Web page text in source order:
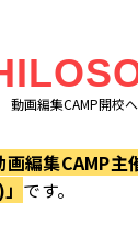
動画編集CAMP開校
画編集CAMP主
です。